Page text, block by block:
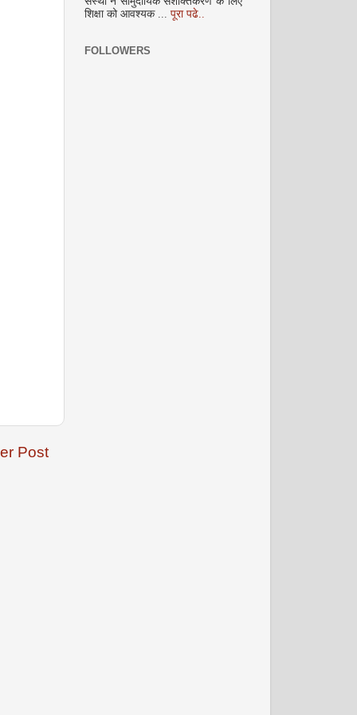
Post
अक्टूबर 2008
शिक्षा को आवश्यक ... पूरा पढे..
FOLLOWERS